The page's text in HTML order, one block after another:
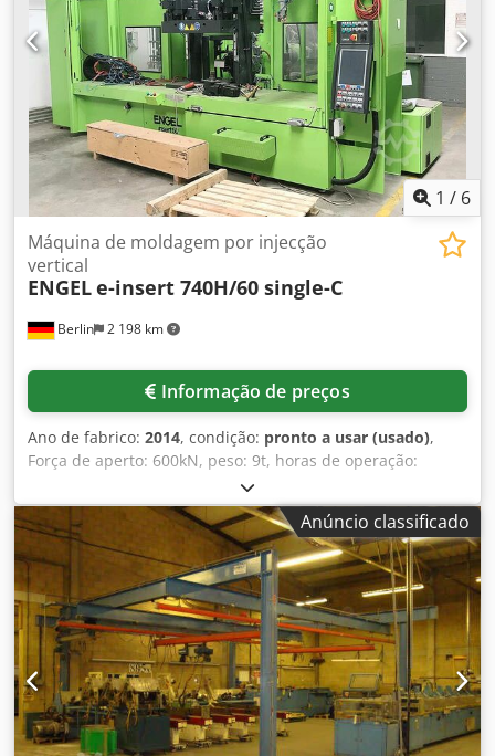
1 / 6
Berlin 2 198 km
Máquina de moldagem por injecção
vertical
ENGELe-insert 740H/60 single-C
Informação de preços
Ano de fabrico: 2014, condição: pronto a usar (usado),
Força de aperto: 600kN, peso: 9t, horas de operação:
3638h, com robô de manipulação ENGEL viper 20. Dedpfx
Aeh Nypfodlskr
Anúncio classificado